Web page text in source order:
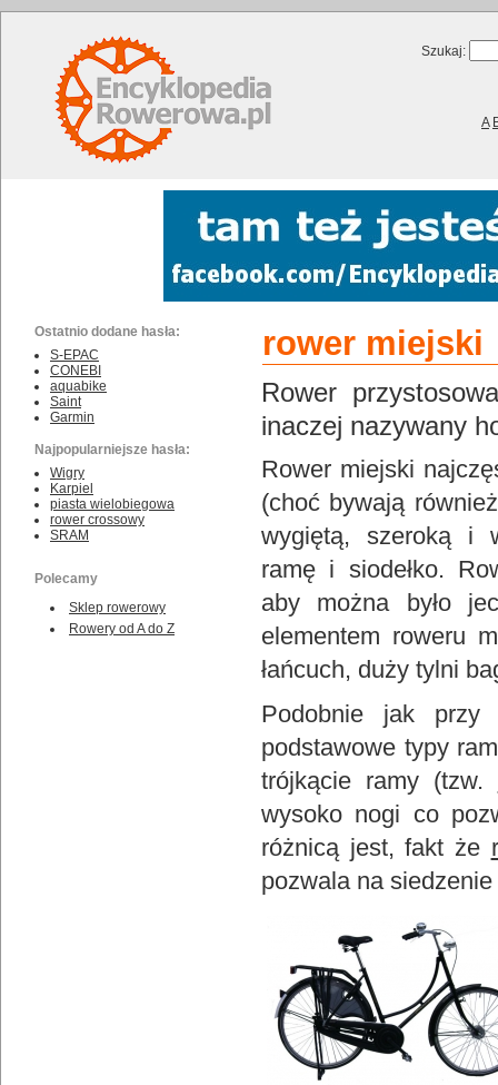
Szukaj:
A
Ostatnio dodane hasła:
S-EPAC
CONEBI
aquabike
Saint
Garmin
Najpopularniejsze hasła:
Wigry
Karpiel
piasta wielobiegowa
rower crossowy
SRAM
Polecamy
Sklep rowerowy
Rowery od A do Z
rower miejski
Rower
inaczej nazywany
Rower miejski
(choć bywają
wygiętą, szeroką i
ramę i siodełko.
aby można było
elementem roweru
łańcuch, duży tylni
Podobnie jak
podstawowe typy
trójkącie ramy (tzw.
wysoko nogi co
różnicą jest, fakt że
pozwala na